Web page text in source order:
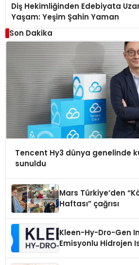
Diş Hekimliğinden Edebiyata
Yaşam: Yeşim Şahin Yaman
Son Dakika
Tencent Hy3 dünya genelinde
sunuldu
Mars Türkiye’den
Haftası” çağrısı
Kleen-Hy-Dro-Gen
Emisyonlu Hidrojen